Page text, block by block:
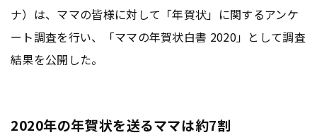
ナ）は、ママの皆様に対して「年賀状」に関するアンケ
ート調査を行い、「ママの年賀状白書 2020」として調査
結果を公開した。
2020年の年賀状を送るママは約7割